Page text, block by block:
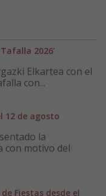
2026’
Elkartea con el
con...
12 de agosto
la
con motivo del
Fiestas desde el